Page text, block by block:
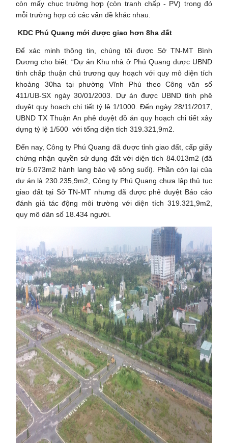
còn mấy chục trường hợp (còn tranh chấp - PV) trong đó
mỗi trường hợp có các vấn đề khác nhau.
KDC Phú Quang mới được giao hơn 8ha đất
Để xác minh thông tin, chúng tôi được Sở TN-MT Bình
Dương cho biết: “Dự án Khu nhà ở Phú Quang được UBND
tỉnh chấp thuận chủ trương quy hoạch với quy mô diện tích
khoảng 30ha tại phường Vĩnh Phú theo Công văn số
411/UB-SX ngày 30/01/2003. Dự án được UBND tỉnh phê
duyệt quy hoạch chi tiết tỷ lệ 1/1000. Đến ngày 28/11/2017,
UBND TX Thuận An phê duyệt đồ án quy hoạch chi tiết xây
dựng tỷ lệ 1/500 với tổng diện tích 319.321,9m2.
Đến nay, Công ty Phú Quang đã được tỉnh giao đất, cấp giấy
chứng nhận quyền sử dụng đất với diện tích 84.013m2 (đã
trừ 5.073m2 hành lang bảo vệ sông suối). Phần còn lại của
dự án là 230.235,9m2, Công ty Phú Quang chưa lập thủ tục
giao đất tại Sở TN-MT nhưng đã được phê duyệt Báo cáo
đánh giá tác động môi trường với diện tích 319.321,9m2,
quy mô dân số 18.434 người.